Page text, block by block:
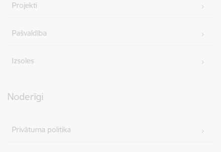
Projekti
Pašvaldība
Izsoles
Noderīgi
Privātuma politika